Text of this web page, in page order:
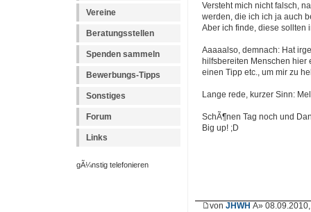
Vereine
Beratungsstellen
Spenden sammeln
Bewerbungs-Tipps
Sonstiges
Forum
Links
gÃ¼nstig telefonieren
Versteht mich nicht falsch,
werden, die ich ich ja auch
Aber ich finde, diese sollten
Aaaaalso, demnach: Hat
hilfsbereiten Menschen hier
einen Tipp etc., um mir zu
Lange rede, kurzer Sinn:
SchÃ¶nen Tag noch und
Big up! ;D
von JHWH Â»